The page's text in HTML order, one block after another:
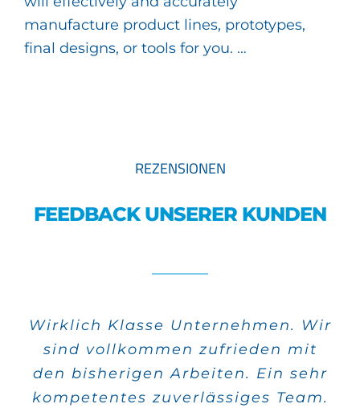
manufacture product lines, prototypes,
final designs, or tools for you. …
REZENSIONEN
FEEDBACK UNSERER KUNDEN
Wirklich Klasse Unternehmen. Wir
sind vollkommen zufrieden mit
den bisherigen Arbeiten. Ein sehr
kompetentes zuverlässiges Team.
Alle meine Aufträge wurden sehr
schnell verwirklicht und die
Qualität stimmt auch.